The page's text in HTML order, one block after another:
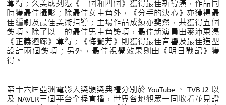
奪得；久美成列憑《一個和四個》獲得最佳新導演，作品同
時獲最佳攝影；除最佳女主角外，《分手的決心》亦獲得最
佳編劇及最佳美術指導；主場作品成績亦斐然，共獲得五個
獎項。除了以上的最佳男主角獎項，最佳新演員由麥沛東憑
《正義迴廊》奪得；《梅艷芳》則獲得最佳音響及最佳造型
設計兩個獎項；另外，最佳視覺效果則由《明日戰記》獲
得。
第十六屆亞洲電影大獎頒獎典禮分別於 YouTube 、 TVB J2 以
及 NAVER三個平台全程直播，世界各地觀眾一同收看並見證